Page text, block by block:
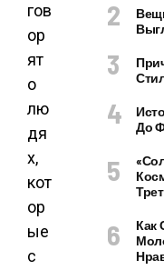
гов
ор
ят
о
лю
дя
х,
кот
ор
ые
с
До
Как